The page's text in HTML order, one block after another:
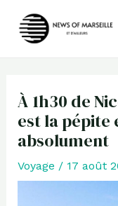
À 1h30 de
est la pépite
absolument
Voyage / 17 août